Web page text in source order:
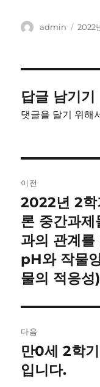
글
admin
작
2022
답글 남기기
댓글을 달기 위해
내
비
게
이
이전
이
전
글:
2022년 2학
론 중간과
과의 관계
pH와 작물
물의 적응성)
다음
다
음
만0세 2학
입니다.